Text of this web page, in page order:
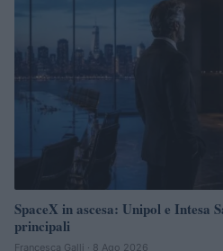
SpaceX in ascesa: Unipol e Intesa
principali
Francesca Galli · 8 Ago 2026